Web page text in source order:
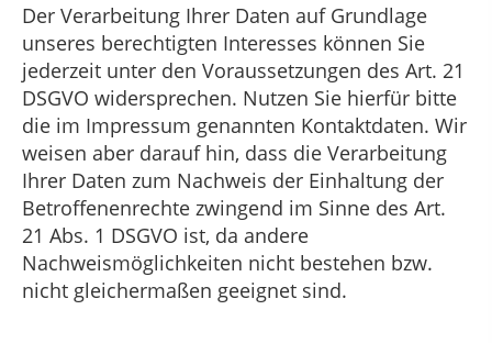
Der Verarbeitung Ihrer Daten auf Grundlage
unseres berechtigten Interesses können Sie
jederzeit unter den Voraussetzungen des Art. 21
DSGVO widersprechen. Nutzen Sie hierfür bitte
die im Impressum genannten Kontaktdaten. Wir
weisen aber darauf hin, dass die Verarbeitung
Ihrer Daten zum Nachweis der Einhaltung der
Betroffenenrechte zwingend im Sinne des Art.
21 Abs. 1 DSGVO ist, da andere
Nachweismöglichkeiten nicht bestehen bzw.
nicht gleichermaßen geeignet sind.